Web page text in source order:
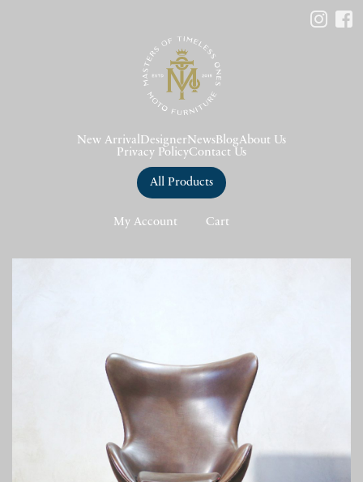
New Arrival DesignerNews BlogAbout Us
Privacy PolicyContact Us
All Products
My Account Cart